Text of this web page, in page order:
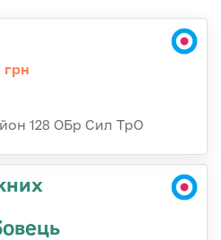
грн
128 ОБр Сил ТрО